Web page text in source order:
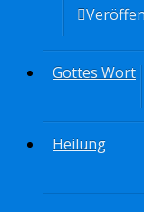
Gottes Wort
Heilung